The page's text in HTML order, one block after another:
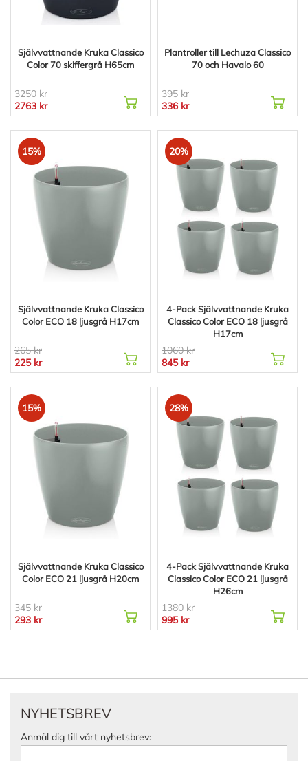
Självvattnande Kruka Classico
Color 70 skiffergrå H65cm
3250 kr
2763 kr
Plantroller till Lechuza Classico
70 och Havalo 60
395 kr
336 kr
15%
Självvattnande Kruka Classico
Color ECO 18 ljusgrå H17cm
265 kr
225 kr
20%
4-Pack Självvattnande Kruka
Classico Color ECO 18 ljusgrå
H17cm
1060 kr
845 kr
15%
Självvattnande Kruka Classico
Color ECO 21 ljusgrå H20cm
345 kr
293 kr
28%
4-Pack Självvattnande Kruka
Classico Color ECO 21 ljusgrå
H26cm
1380 kr
995 kr
NYHETSBREV
Anmäl dig till vårt nyhetsbrev: